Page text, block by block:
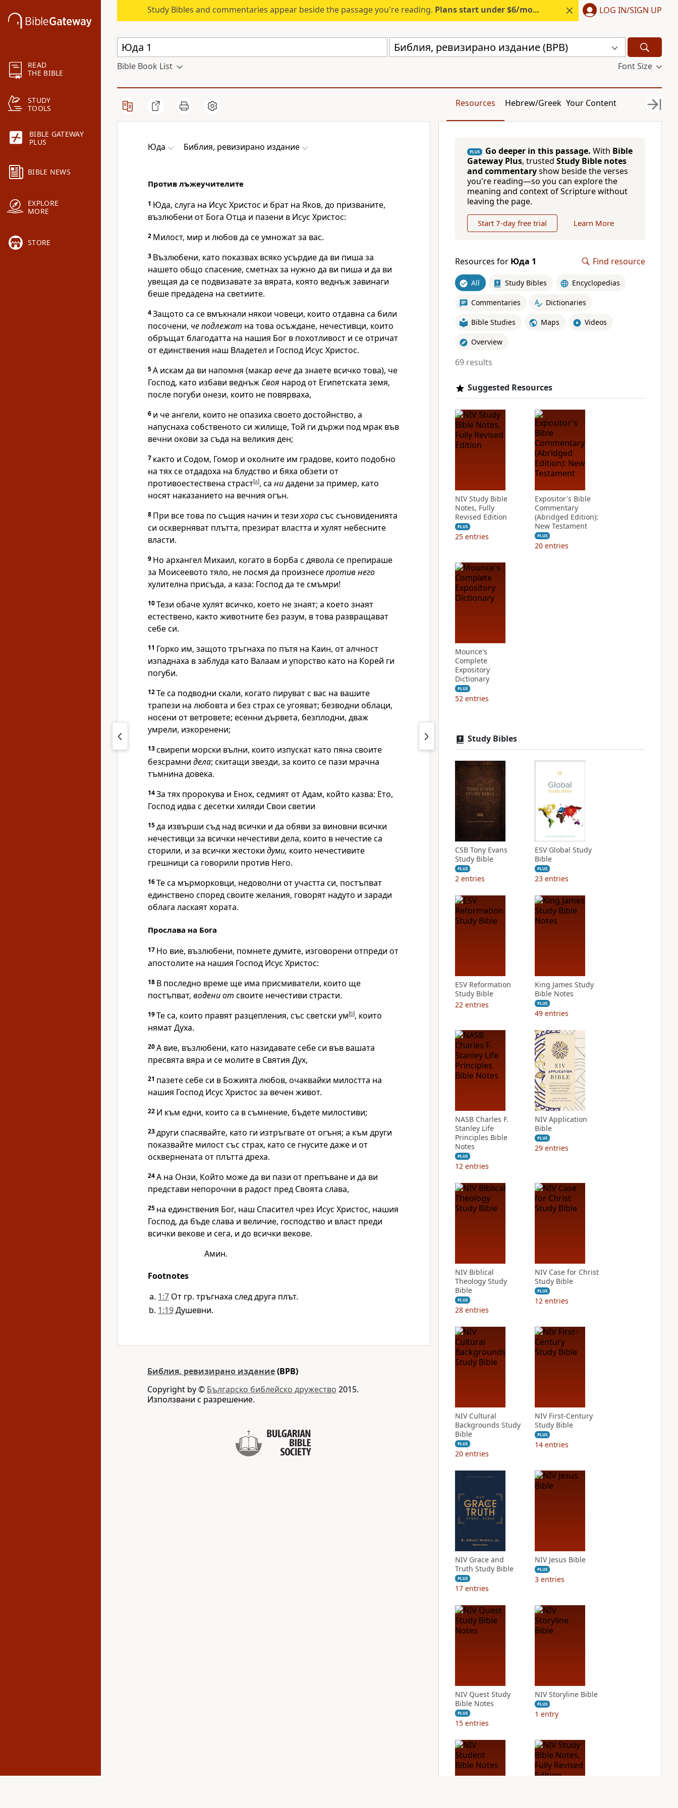
READ
THE BIBLE
STUDY
TOOLS
BIBLE GATEWAY
PLUS
BIBLE NEWS
EXPLORE
MORE
STORE
Study Bibles and commentaries appear beside the passage you're reading. Plans start under $6/month. Start free. LOG IN/SIGN UP
Библия, ревизирано издание (BPB)
Bible Book List Font Size
Resources Hebrew/Greek Your Content
Юда Библия, ревизирано издание
Против лъжеучителите
1 Юда, слуга на Исус Христос и брат на Яков, до призваните,
възлюбени от Бога Отца и пазени в Исус Христос:
2 Милост, мир и любов да се умножат за вас.
3 Възлюбени, като показвах всяко усърдие да ви пиша за
нашето общо спасение, сметнах за нужно да ви пиша и да ви
увещая да се подвизавате за вярата, която веднъж завинаги
беше предадена на светиите.
4Защото са се вмъкнали някои човеци, които отдавна са били
посочени, че подлежат на това осъждане, нечестивци, които
обръщат благодатта на нашия Бог в похотливост и се отричат
от единствения наш Владетел и Господ Исус Христос.
5А искам да ви напомня (макар вечеда знаете всичко това), че
Господ, като избави веднъж Своя народ от Египетската земя,
после погуби онези, които не повярваха,
6 и че ангели, които не опазиха своето достойнство, а
напуснаха собственото си жилище, Той ги държи под мрак във
вечни окови за съда на великия ден;
7 както и Содом, Гомор и околните им градове, които подобно
на тях се отдадоха на блудство и бяха обзети от
противоестествена страст[a], са нидадени за пример, като
носят наказанието на вечния огън.
8 При все това по същия начин и тезихорасъс съновиденията
си оскверняват плътта, презират властта и хулят небесните
власти.
9 Но архангел Михаил, когато в борба с дявола се препираше
за Моисеевото тяло, не посмя да произнесепротив него
хулителна присъда, а каза: Господ да те смъмри!
10Тези обаче хулят всичко, което не знаят; а което знаят
естествено, както животните без разум, в това развращават
себе си.
11 Горко им, защото тръгнаха по пътя на Каин, от алчност
изпаднаха в заблуда като Валаам и упорство като на Корей ги
погуби.
12Те са подводни скали, когато пируват с вас на вашите
трапези на любовта и без страх се угояват; безводни облаци,
носени от ветровете; есенни дървета, безплодни, дваж
умрели, изкоренени;
13свирепи морски вълни, които изпускат като пяна своите
безсрамни дела; скитащи звезди, за които се пази мрачна
тъмнина довека.
14За тях пророкува и Енох, седмият от Адам, който казва: Ето,
Господ идва с десетки хиляди Свои светии
15да извърши съд над всички и да обяви за виновни всички
нечестивци за всички нечестиви дела, които в нечестие са
сторили, и за всички жестоки думи, които нечестивите
грешници са говорили против Него.
16Те са мърморковци, недоволни от участта си, постъпват
единствено според своите желания, говорят надуто и заради
облага ласкаят хората.
Прослава на Бога
17 Но вие, възлюбени, помнете думите, изговорени отпреди от
апостолите на нашия Господ Исус Христос:
18 В последно време ще има присмиватели, които ще
постъпват, водени от своите нечестиви страсти.
19Те са, които правят разцепления, със светски ум[b], които
нямат Духа.
20А вие, възлюбени, като назидавате себе си във вашата
пресвята вяра и се молите в Святия Дух,
21 пазете себе си в Божията любов, очаквайки милостта на
нашия Господ Исус Христос за вечен живот.
22 И към едни, които са в съмнение, бъдете милостиви;
23други спасявайте, като ги изтръгвате от огъня; а към други
показвайте милост със страх, като се гнусите даже и от
осквернената от плътта дреха.
24А на Онзи, Който може да ви пази от препъване и да ви
представи непорочни в радост пред Своята слава,
25 на единствения Бог, наш Спасител чрез Исус Христос, нашия
Господ, да бъде слава и величие, господство и власт преди
всички векове и сега, и до всички векове.
Амин.
Footnotes
1:7 От гр. тръгнаха след друга плът.
1:19Душевни.
Библия, ревизирано издание(BPB)
Copyright by © Българско библейско дружество 2015.
Използвани с разрешение.
PLUS Go deeper in this passage. With Bible
Gateway Plus, trusted Study Bible notes
and commentaryshow beside the verses
you're reading—so you can explore the
meaning and context of Scripture without
leaving the page.
Start 7-day free trial Learn More
Resources for Юда 1 Find resource
All Study Bibles Encyclopedias
Commentaries Dictionaries
Bible Studies Maps Videos
Overview
69 results
Suggested Resources
NIV Study Bible
Notes, Fully
Revised Edition
PLUS
25 entries
Expositor's Bible
Commentary
(Abridged Edition):
New Testament
PLUS
20 entries
Mounce's
Complete
Expository
Dictionary
PLUS
52 entries
Study Bibles
CSB Tony Evans
Study Bible
PLUS
2 entries
ESV Global Study
Bible
PLUS
23 entries
ESV Reformation
Study Bible
22 entries
King James Study
Bible Notes
PLUS
49 entries
NASB Charles F.
Stanley Life
Principles Bible
Notes
PLUS
12 entries
NIV Application
Bible
PLUS
29 entries
NIV Biblical
Theology Study
Bible
PLUS
28 entries
NIV Case for Christ
Study Bible
PLUS
12 entries
NIV Cultural
Backgrounds Study
Bible
PLUS
20 entries
NIV First-Century
Study Bible
PLUS
14 entries
NIV Grace and
Truth Study Bible
PLUS
17 entries
NIV Jesus Bible
PLUS
3 entries
NIV Quest Study
Bible Notes
PLUS
15 entries
NIV Storyline Bible
PLUS
1 entry